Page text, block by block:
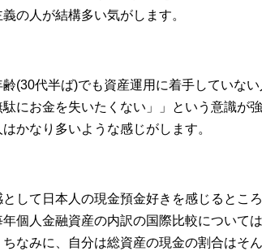
の人が結構多い気がします。
齢(30代半ば)でも資産運用に着手していな
にお金を失いたくない」」という意識が
かなり多いような感じがします。
して日本人の現金預金好きを感じるとこ
個人金融資産の内訳の国際比較について
なみに、自分は総資産の現金の割合はそ